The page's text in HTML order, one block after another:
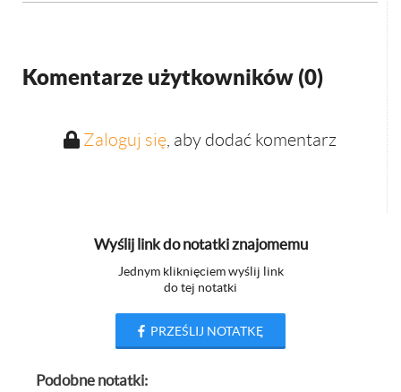
Komentarze użytkowników (0)
Zaloguj się, aby dodać komentarz
Wyślij link do notatki znajomemu
Jednym kliknięciem wyślij link
do tej notatki
PRZEŚLIJ NOTATKĘ
Podobne notatki: